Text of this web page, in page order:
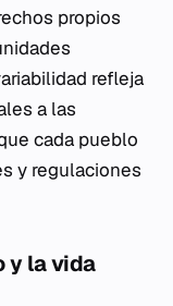
propios
refleja
a las
cada pueblo
y regulaciones
y la vida